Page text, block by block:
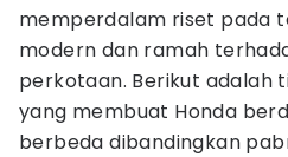
memperdalam riset pada
modern dan ramah
perkotaan. Berikut adalah
yang membuat Honda
berbeda dibandingkan